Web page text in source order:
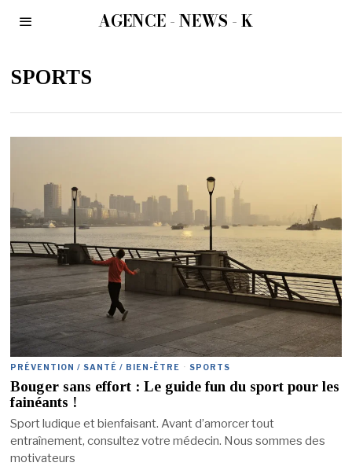
AGENCE - NEWS - K
SPORTS
PRÉVENTION / SANTÉ / BIEN-ÊTRE · SPORTS
Bouger sans effort : Le guide fun du sport pour les
fainéants !
Sport ludique et bienfaisant. Avant d’amorcer tout
entraînement, consultez votre médecin. Nous sommes des
motivateurs